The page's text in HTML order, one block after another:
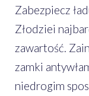
Zabezpiecz
Złodziei
zawartość.
zamki
niedrogim